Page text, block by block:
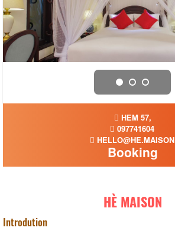
HEM 57,
097741604
HELLO@HE.MAISON
Booking
HÈ MAISON
Introdution